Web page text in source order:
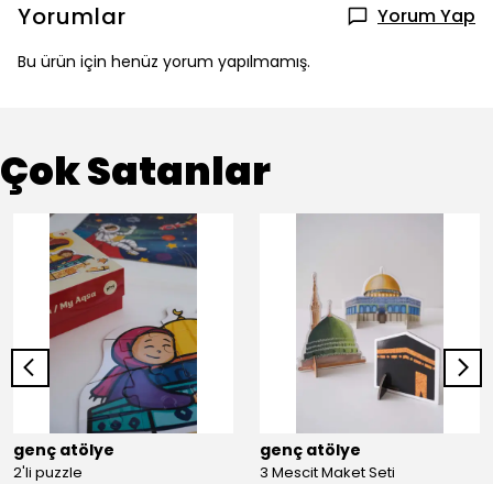
Yorumlar Yorum Yap
Bu ürün için henüz yorum yapılmamış.
Çok Satanlar
genç atölye
2'li puzzle
genç atölye
3 Mescit Maket Seti